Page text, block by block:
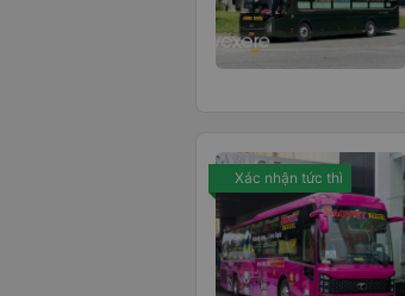
Xác nhận tức thì